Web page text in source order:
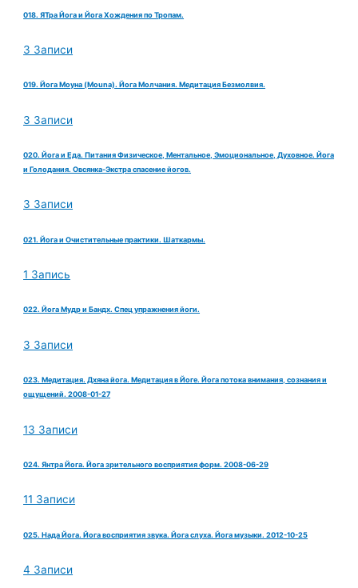
018. ЯТра Йога и Йога Хождения по Тропам.
3 Записи
019. Йога Моуна (Mouna). Йога Молчания. Медитация Безмолвия.
3 Записи
020. Йога и Еда. Питания Физическое, Ментальное, Эмоциональное, Духовное. Йога
и Голодания. Овсянка-Экстра спасение йогов.
3 Записи
021. Йога и Очистительные практики. Шаткармы.
1 Запись
022. Йога Мудр и Бандх. Спец упражнения йоги.
3 Записи
023. Медитация. Дхяна йога. Медитация в Йоге. Йога потока внимания, сознания и
ощущений. 2008-01-27
13 Записи
024. Янтра Йога. Йога зрительного восприятия форм. 2008-06-29
11 Записи
025. Нада Йога. Йога восприятия звука. Йога слуха. Йога музыки. 2012-10-25
4 Записи